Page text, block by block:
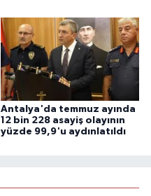
Antalya'da temmuz ayında
12 bin 228 asayiş olayının
yüzde 99,9'u aydınlatıldı